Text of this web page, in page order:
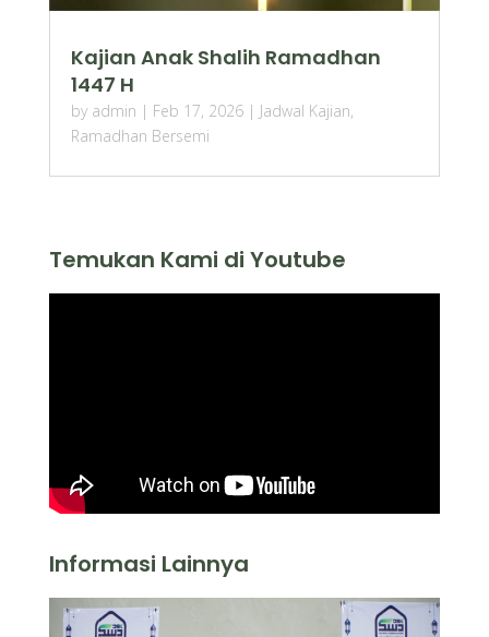
Kajian Anak Shalih Ramadhan
1447 H
by admin | Feb 17, 2026| Jadwal Kajian,
Ramadhan Bersemi
Temukan Kami di Youtube
Informasi Lainnya